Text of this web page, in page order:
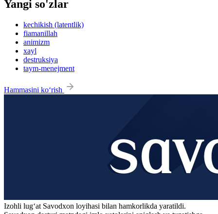
Yangi so'zlar
kechikish (latentlik)
fiamanillah
animizm
xayl
destruksiya
taym-menejment
Hammasini ko‘rish
Izohli lugʻat Savodxon loyihasi bilan hamkorlikda yaratildi.